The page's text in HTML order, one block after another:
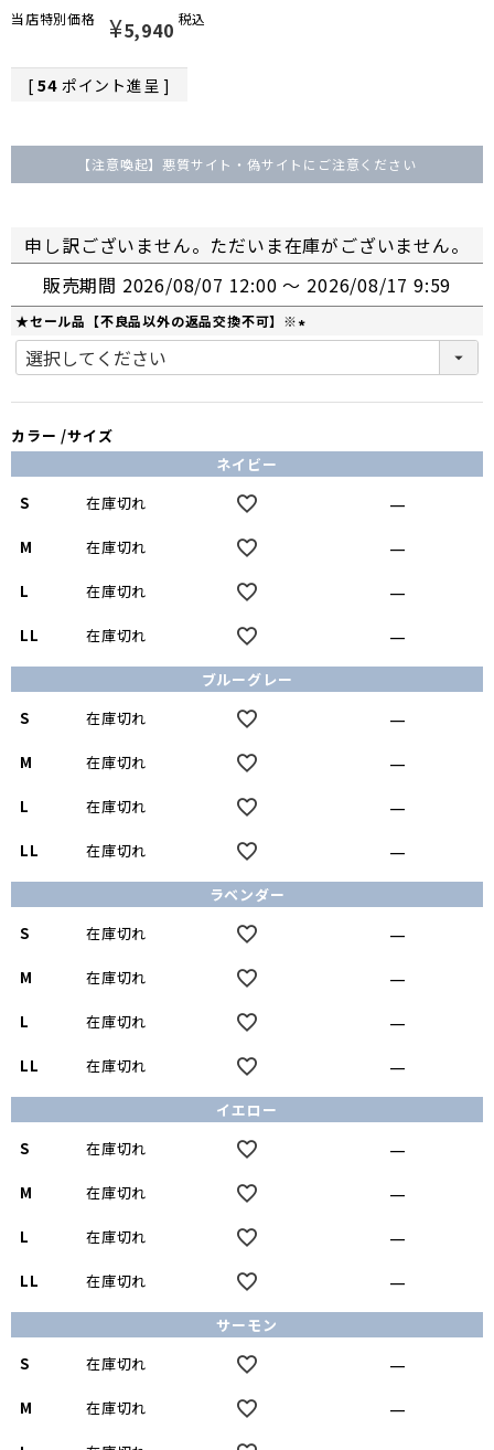
当店特別価格 ¥5,940 税込
[ 54 ポイント進呈 ]
【注意喚起】悪質サイト・偽サイトにご注意ください
申し訳ございません。ただいま在庫がございません。
販売期間 2026/08/07 12:00〜 2026/08/17 9:59
★セール品【不良品以外の返品交換不可】※
(
)
カラー サイズ
ネイビー
S
在庫切れ —
M 在庫切れ —
L 在庫切れ —
LL 在庫切れ —
ブルーグレー
S
在庫切れ —
M 在庫切れ —
L 在庫切れ —
LL 在庫切れ —
ラベンダー
S
在庫切れ —
M 在庫切れ —
L 在庫切れ —
LL 在庫切れ —
イエロー
S
在庫切れ —
M 在庫切れ —
L 在庫切れ —
LL 在庫切れ —
サーモン
S
在庫切れ —
M 在庫切れ —